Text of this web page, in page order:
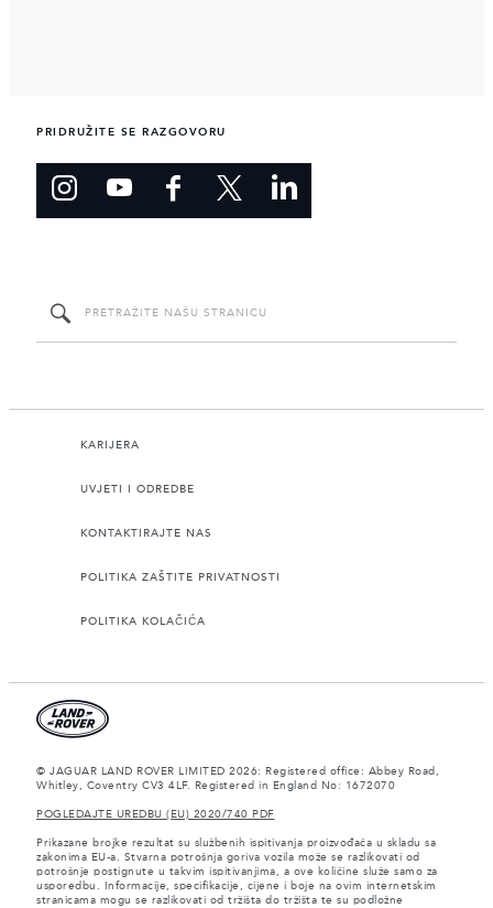
PRIDRUŽITE SE RAZGOVORU
KARIJERA
UVJETI I ODREDBE
KONTAKTIRAJTE NAS
POLITIKA ZAŠTITE PRIVATNOSTI
POLITIKA KOLAČIĆA
© JAGUAR LAND ROVER LIMITED 2026: Registered office: Abbey Road,
Whitley, Coventry CV3 4LF. Registered in England No: 1672070
POGLEDAJTE UREDBU (EU) 2020/740 PDF
Prikazane brojke rezultat su službenih ispitivanja proizvođača u skladu sa
zakonima EU-a. Stvarna potrošnja goriva vozila može se razlikovati od
potrošnje postignute u takvim ispitivanjima, a ove količine služe samo za
usporedbu. Informacije, specifikacije, cijene i boje na ovim internetskim
stranicama mogu se razlikovati od tržišta do tržišta te su podložne